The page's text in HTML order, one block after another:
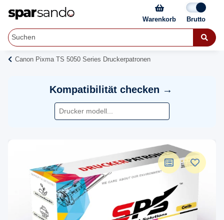
Warenkorb
Canon Pixma TS 5050 Series Druckerpatronen
Kompatibilität checken →